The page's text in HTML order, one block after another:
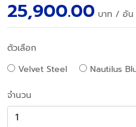
25,900.00 บาท / อัน
ตัวเลือก
Velvet Steel
Nautilus
จำนวน